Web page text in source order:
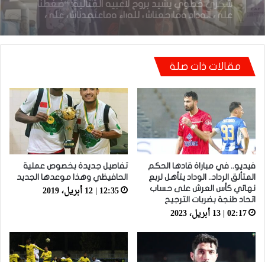
بنهاشم
مقالات ذات صلة
فيديو.. في مباراة قادها الحكم
المتألق الرداد.. الوداد يتأهل لربع
نهائي كأس العرش على حساب
اتحاد طنجة بضربات الترجيح
02:17 | 13 أبريل، 2023
تفاصيل جديدة بخصوص عملية
الحافيظي وهذا موعدها الجديد
12:35 | 12 أبريل، 2019